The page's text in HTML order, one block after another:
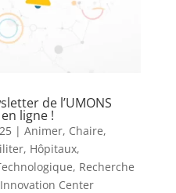
de l’UMONS
ligne !
| Animer, Chaire,
, Hôpitaux,
, Recherche
Center